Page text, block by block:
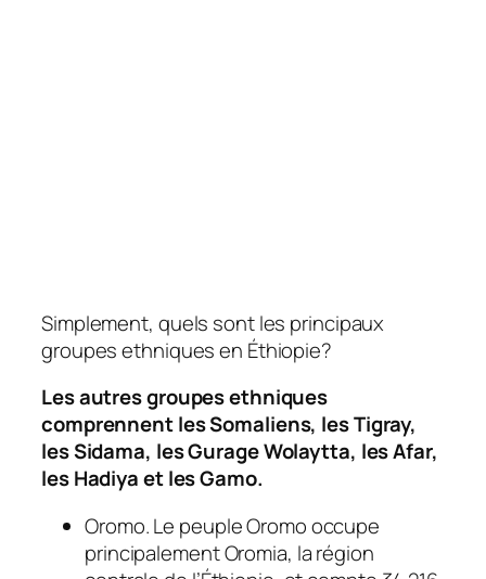
Simplement, quels sont les principaux
groupes ethniques en Éthiopie?
Les autres groupes ethniques
comprennent les Somaliens, les Tigray,
les Sidama, les Gurage Wolaytta, les Afar,
les Hadiya et les Gamo.
Oromo. Le peuple Oromo occupe
principalement Oromia, la région